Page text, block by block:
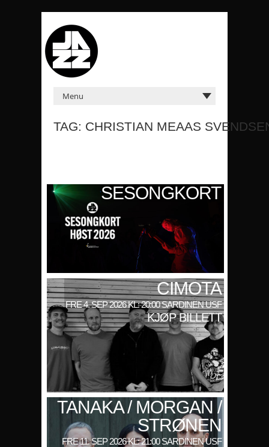
TAG: CHRISTIAN MEAAS
SESONGKORT
CIMOTA
FRE 4. SEP 2026 KL: 20:00 SARDINEN USF
KJØP BILLETT
TANAKA / MORGAN /
STRØNEN
FRE 11. SEP 2026 KL: 21:00 SARDINEN USF